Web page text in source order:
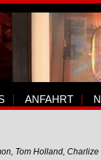
ANFAHRT
Tom Holland, Charlize